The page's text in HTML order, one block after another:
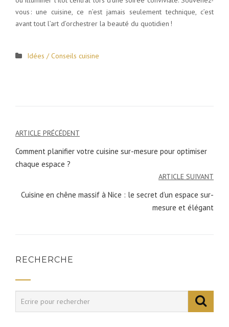
vous : une cuisine, ce n’est jamais seulement technique, c’est
avant tout l’art d’orchestrer la beauté du quotidien !
Idées / Conseils cuisine
de
l’article
ARTICLE PRÉCÉDENT
Comment planifier votre cuisine sur-mesure pour optimiser
chaque espace ?
ARTICLE SUIVANT
Cuisine en chêne massif à Nice : le secret d’un espace sur-
mesure et élégant
RECHERCHE